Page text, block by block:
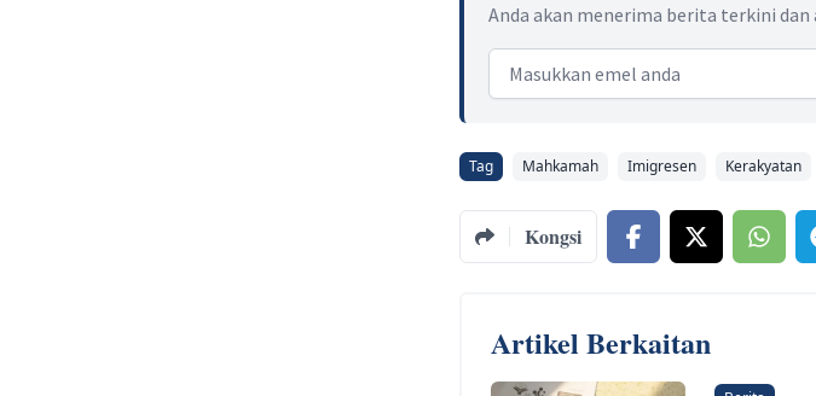
Anda akan menerima berita terkini dan
Email address
Tag Mahkamah Imigresen Kerakyatan
Kongsi
Artikel Berkaitan